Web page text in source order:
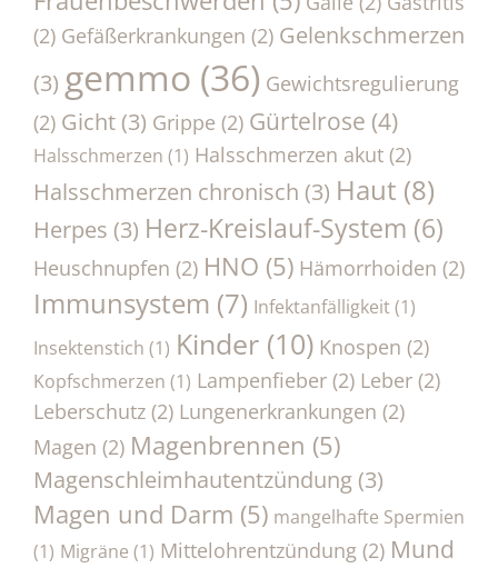
(2) Gefäßerkrankungen (2) Gelenkschmerzen
(3) gemmo (36) Gewichtsregulierung
(2) Gicht (3) Grippe (2) Gürtelrose (4)
Halsschmerzen (1) Halsschmerzen akut (2)
Halsschmerzen chronisch (3) Haut (8)
Herpes (3) Herz-Kreislauf-System (6)
Heuschnupfen (2) HNO (5) Hämorrhoiden (2)
Immunsystem (7) Infektanfälligkeit(1)
Insektenstich (1) Kinder (10) Knospen (2)
Kopfschmerzen (1) Lampenfieber (2) Leber (2)
Leberschutz (2) Lungenerkrankungen (2)
Magen (2) Magenbrennen (5)
Magenschleimhautentzündung (3)
Magen und Darm (5) mangelhafte Spermien
(1) Migräne (1) Mittelohrentzündung (2) Mund